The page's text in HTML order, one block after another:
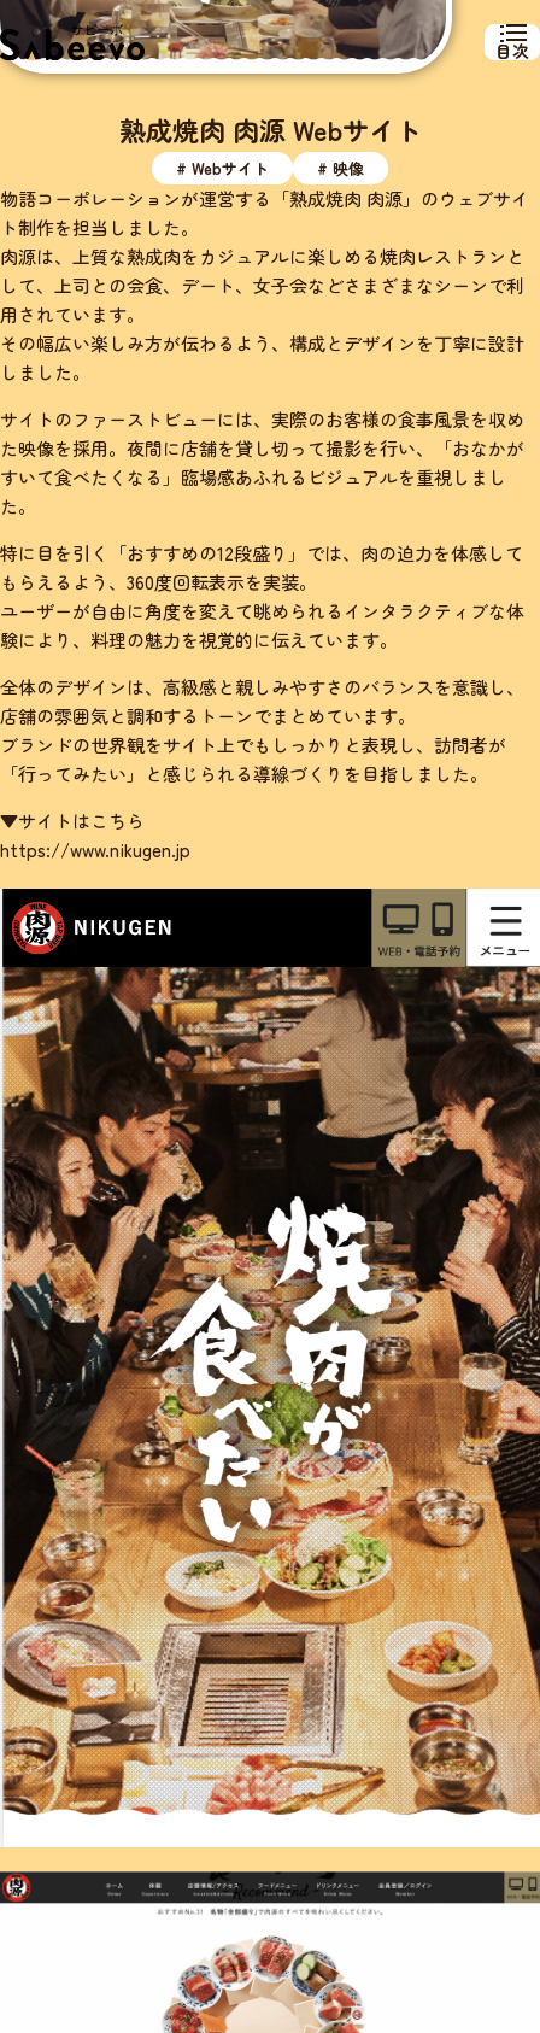
目次
熟成焼肉 肉源 Webサイト
# Webサイト # 映像
物語コーポレーションが運営する「熟成焼肉 肉源」のウェブサイ
ト制作を担当しました。
肉源は、上質な熟成肉をカジュアルに楽しめる焼肉レストランと
して、上司との会食、デート、女子会などさまざまなシーンで利
用されています。
その幅広い楽しみ方が伝わるよう、構成とデザインを丁寧に設計
しました。
サイトのファーストビューには、実際のお客様の食事風景を収め
た映像を採用。夜間に店舗を貸し切って撮影を行い、「おなかが
すいて食べたくなる」臨場感あふれるビジュアルを重視しまし
た。
特に目を引く「おすすめの12段盛り」では、肉の迫力を体感して
もらえるよう、360度回転表示を実装。
ユーザーが自由に角度を変えて眺められるインタラクティブな体
験により、料理の魅力を視覚的に伝えています。
全体のデザインは、高級感と親しみやすさのバランスを意識し、
店舗の雰囲気と調和するトーンでまとめています。
ブランドの世界観をサイト上でもしっかりと表現し、訪問者が
「行ってみたい」と感じられる導線づくりを目指しました。
▼サイトはこちら
https://www.nikugen.jp